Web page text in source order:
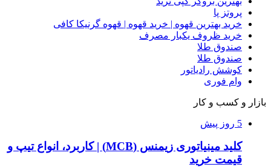
پروتز پا
خرید بهترین قهوه | خرید قهوه | قهوه گرنیکا کافی
خرید ظروف یکبار مصرف
صندوق طلا
صندوق طلا
کوشش رادیاتور
وام فوری
بازار و کسب و کار
5 روز پیش
کلید مینیاتوری زیمنس (MCB) | کاربرد، انواع تیپ و
قیمت خرید